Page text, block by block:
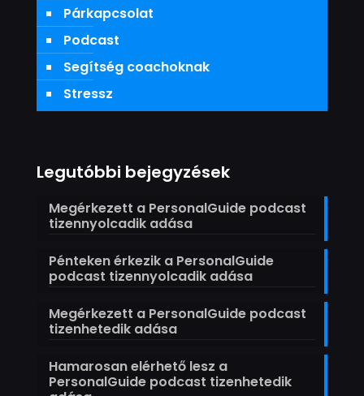
Párkapcsolat
Podcast
Segítség coachoknak
Stressz
Legutóbbi bejegyzések
Megérkezett a PersonalGuide podcast
tizennyolcadik adása
Pénteken érkezik a PersonalGuide
podcast tizennyolcadik adása
Megérkezett a PersonalGuide podcast
tizenhetedik adása
Hamarosan elérhető lesz a
PersonalGuide podcast tizenhetedik